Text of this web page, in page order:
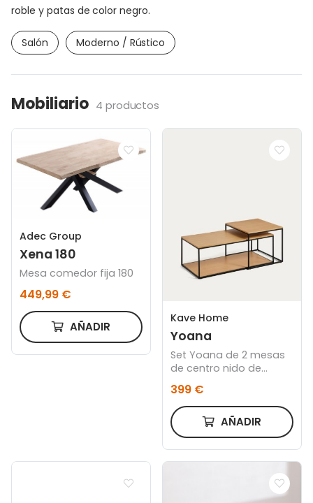
roble y patas de color negro.
Salón Moderno / Rústico
Mobiliario 4 productos
Adec Group
Xena 180
Mesa comedor fija 180
449,99 €
AÑADIR
Kave Home
Yoana
Set Yoana de 2 mesas
de centro nido de
estructura de metal
pintado negro
399 €
AÑADIR